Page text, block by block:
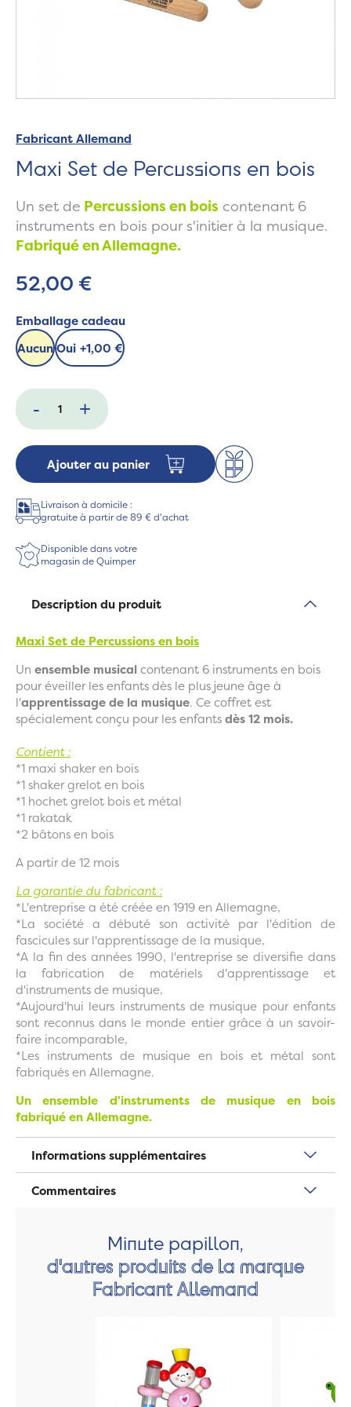
Fabricant Allemand
Maxi Set de Percussions en bois
Un set de Percussions en bois contenant 6
instruments en bois pour s'initier à la musique.
Fabriqué en Allemagne.
52,00 €
Emballage cadeau
AucunOui +1,00 €
- +
Ajouter au panier
Livraison à domicile :
gratuite à partir de 89 € d'achat
Disponible dans votre
magasin de Quimper
Description du produit
Maxi Set de Percussions en bois
Un ensemble musicalcontenant 6 instruments en bois
pour éveiller les enfants dès le plus jeune âge à
l'apprentissage de la musique. Ce coffret est
spécialement conçu pour les enfantsdès 12 mois.
Contient:
*1 maxi shaker en bois
*1 shaker grelot en bois
*1 hochet grelot bois et métal
*1 rakatak
*2 bâtons en bois
A partir de 12 mois
La garantie du fabricant :
*L'entreprise a été créée en 1919 en Allemagne,
*La société a débuté son activité par l'édition de
fascicules sur l'apprentissage de la musique,
*A la fin des années 1990, l'entreprise se diversifie dans
la fabrication de matériels d'apprentissage et
d'instruments de musique,
*Aujourd'hui leurs instruments de musique pour enfants
sont reconnus dans le monde entier grâce à un savoir-
faire incomparable,
*Les instruments de musique en bois et métal sont
fabriqués en Allemagne.
Un ensemble d'instruments de musique en bois
fabriqué en Allemagne.
Informations supplémentaires
Commentaires
Minute papillon,
d'autres produits de la marque
Fabricant Allemand